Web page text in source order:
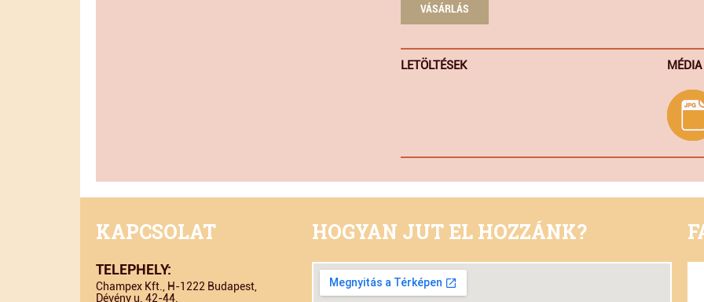
VÁSÁRLÁS
LETÖLTÉSEK MÉDIA
KAPCSOLAT
TELEPHELY:
Champex Kft., H-1222 Budapest,
Dévény u. 42-44.
HOGYAN JUT EL HOZZÁNK?